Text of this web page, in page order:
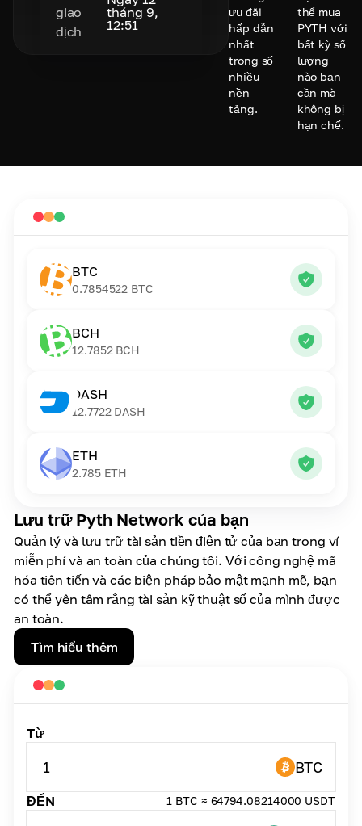
giao
dịch
tháng 9,
12:51
ưu đãi
hấp dẫn
nhất
trong số
nhiều
nền
tảng.
thể mua
PYTH với
bất kỳ số
lượng
nào bạn
cần mà
không bị
hạn chế.
Lưu trữ Pyth Network của bạn
Quản lý và lưu trữ tài sản tiền điện tử của bạn trong ví
miễn phí và an toàn của chúng tôi. Với công nghệ mã
hóa tiên tiến và các biện pháp bảo mật mạnh mẽ, bạn
có thể yên tâm rằng tài sản kỹ thuật số của mình được
an toàn.
Tìm hiểu thêm
BTC
0.7854522 BTC
BCH
12.7852 BCH
DASH
12.7722 DASH
ETH
2.785 ETH
Từ
1 BTC
ĐẾN 1 BTC ≈ 64794.08214000 USDT